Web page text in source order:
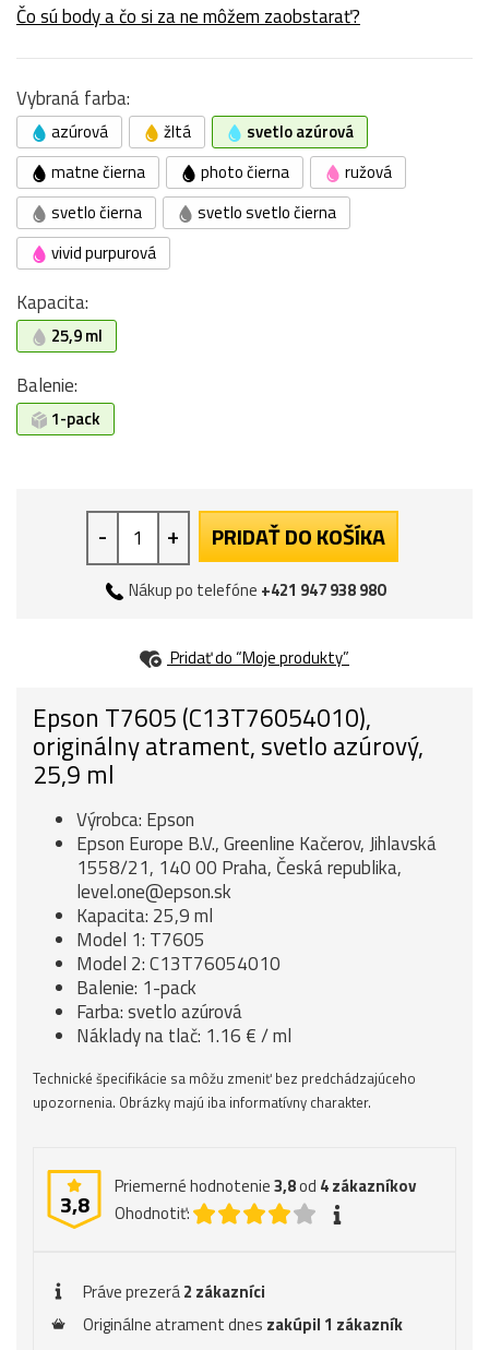
Čo sú body a čo si za ne môžem zaobstarať?
Vybraná farba:
azúrová žltá
svetlo azúrová
matne čierna
photo čierna
ružová
svetlo čierna
svetlo svetlo čierna
vivid purpurová
Kapacita:
25,9 ml
Balenie:
1-pack
- + PRIDAŤ DO KOŠÍKA
Nákup po telefóne +421 947 938 980
Pridať do “Moje produkty”
Epson T7605 (C13T76054010),
originálny atrament, svetlo azúrový,
25,9 ml
Výrobca: Epson
Epson Europe B.V., Greenline Kačerov, Jihlavská
1558/21, 140 00 Praha, Česká republika,
level.one@epson.sk
Kapacita: 25,9 ml
Model 1: T7605
Model 2: C13T76054010
Balenie: 1-pack
Farba: svetlo azúrová
Náklady na tlač: 1.16 € / ml
Technické špecifikácie sa môžu zmeniť bez predchádzajúceho
upozornenia. Obrázky majú iba informatívny charakter.
3,8
Priemerné hodnotenie3,8od 4zákazníkov
Ohodnotiť:
Práve prezerá2 zákazníci
Originálne atrament dnes zakúpil 1 zákazník